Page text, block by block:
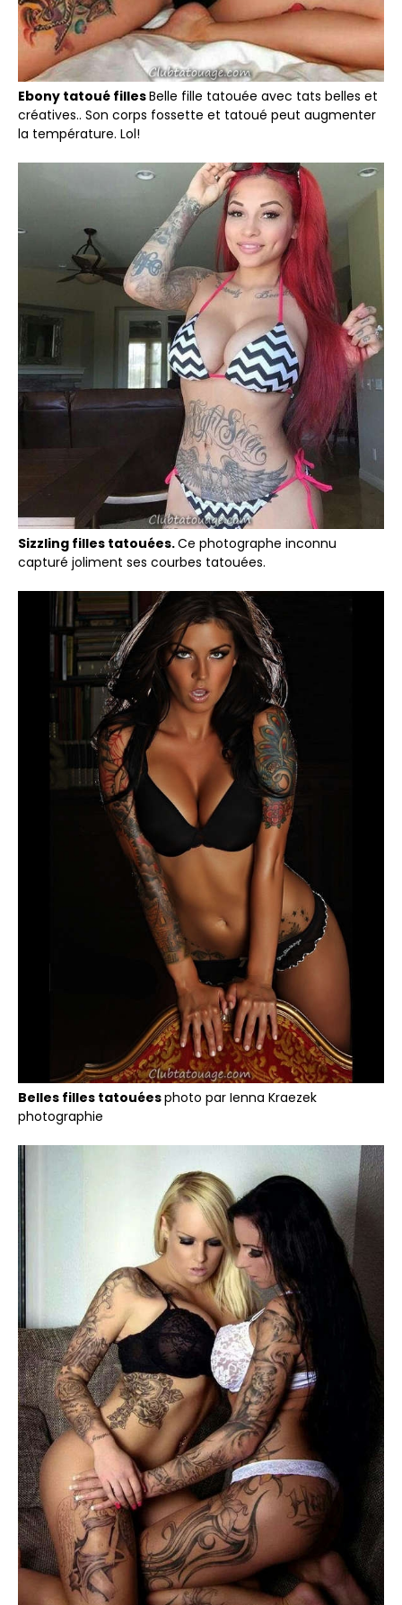
Ebony tatoué fillesBelle fille tatouée avec tats belles et
créatives.. Son corps fossette et tatoué peut augmenter
la température. Lol!
Sizzling filles tatouées.Ce photographe inconnu
capturé joliment ses courbes tatouées.
Belles filles tatouéesphoto par Ienna Kraezek
photographie